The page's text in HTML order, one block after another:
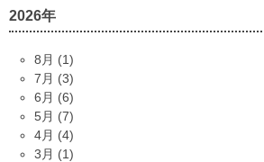
2026年
8月 (1)
7月 (3)
6月 (6)
5月 (7)
4月 (4)
3月 (1)